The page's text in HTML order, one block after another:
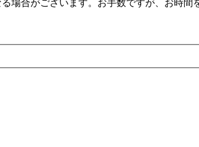
合がございます。お手数ですが、お時間